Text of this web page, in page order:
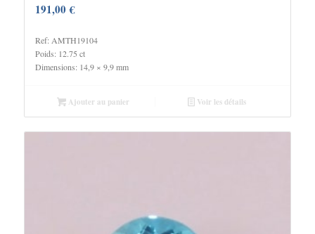
191,00€
Ref: AMTH19104
Poids: 12.75 ct
Dimensions: 14,9 × 9,9 mm
Ajouter au panier Voir les détails